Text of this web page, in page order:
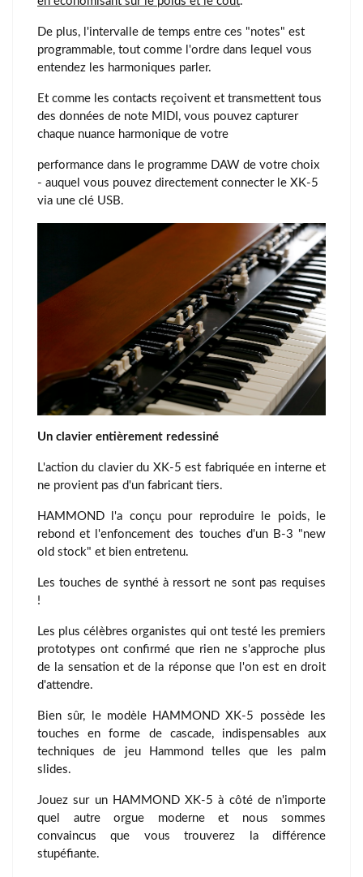
De plus, l'intervalle de temps entre ces "notes" est
programmable, tout comme l'ordre dans lequel vous
entendez les harmoniques parler.
Et comme les contacts reçoivent et transmettent tous
des données de note MIDI, vous pouvez capturer
chaque nuance harmonique de votre
performance dans le programme DAW de votre choix
- auquel vous pouvez directement connecter le XK-5
via une clé USB.
Un clavier entièrement redessiné
L'action du clavier du XK-5 est fabriquée en interne et
ne provient pas d'un fabricant tiers.
HAMMOND l'a conçu pour reproduire le poids, le
rebond et l'enfoncement des touches d'un B-3 "new
old stock" et bien entretenu.
Les touches de synthé à ressort ne sont pas requises
!
Les plus célèbres organistes qui ont testé les premiers
prototypes ont confirmé que rien ne s'approche plus
de la sensation et de la réponse que l'on est en droit
d'attendre.
Bien sûr, le modèle HAMMOND XK-5 possède les
touches en forme de cascade, indispensables aux
techniques de jeu Hammond telles que les palm
slides.
Jouez sur un HAMMOND XK-5 à côté de n'importe
quel autre orgue moderne et nous sommes
convaincus que vous trouverez la différence
stupéfiante.